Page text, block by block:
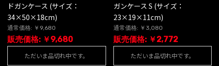
ドガンケース (サイズ：
34×50×18cm)
通常価格: ￥9,680
販売価格: ￥9,680
ただいま品切れ中です。
ガンケース S (サイズ：
23×19×11cm)
通常価格: ￥3,080
販売価格: ￥2,772
ただいま品切れ中です。